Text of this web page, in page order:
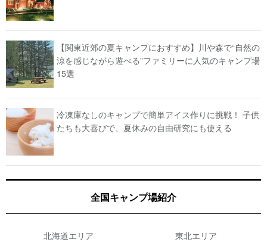
【関東近郊の夏キャンプにおすすめ】川や森で“自然の
涼を感じながら遊べる”ファミリーに人気のキャンプ場
15選
冷凍庫なしのキャンプで簡単アイス作りに挑戦！ 子供
たちも大喜びで、夏休みの自由研究にも使える
全国キャンプ場紹介
北海道エリア 東北エリア